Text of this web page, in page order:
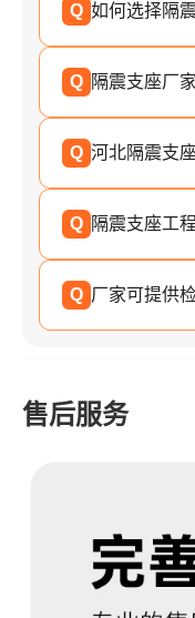
Q 如何选择隔
Q 隔震支座厂
Q 河北隔震支
Q 隔震支座工
Q 厂家可提供
售后服务